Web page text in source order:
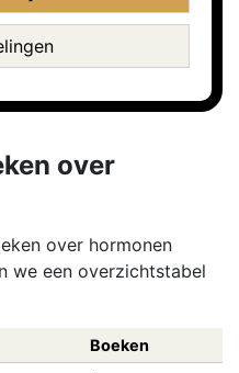
over
over hormonen
we een overzichtstabel
Boeken